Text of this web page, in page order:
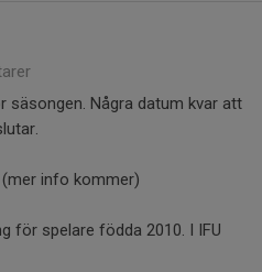
säsongen. Några datum kvar att
info kommer)
för spelare födda 2010. I IFU